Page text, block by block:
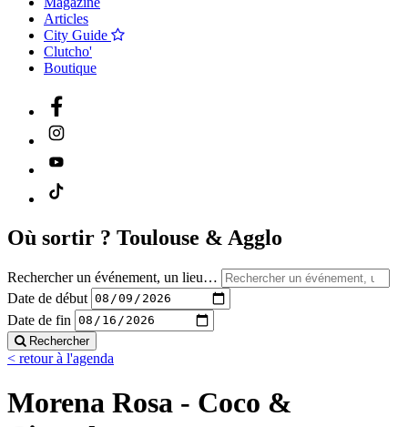
Articles
City Guide
Clutcho'
Boutique
Où sortir ? Toulouse & Agglo
Rechercher un événement, un lieu…
Date de début
Date de fin
Rechercher
< retour à l'agenda
Morena Rosa - Coco &